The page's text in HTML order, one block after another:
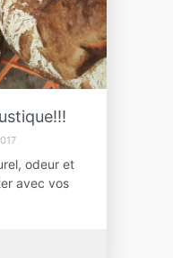
odeur et
avec vos